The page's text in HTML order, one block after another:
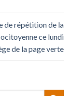
de répétition de la
ce lundi
de la page verte